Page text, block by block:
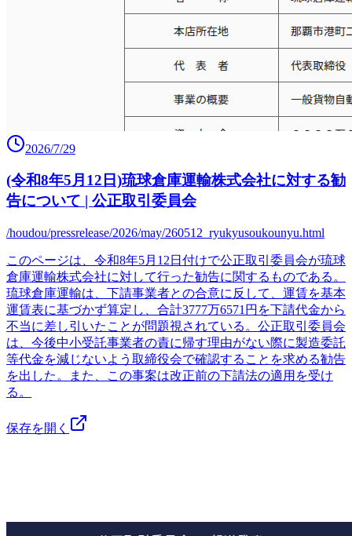
2026/7/29
(令和8年5月12日)琉球倉庫運輸株式会社に対する勧
告について | 公正取引委員会
/houdou/pressrelease/2026/may/260512_ryukyusoukounyu.html
このページは、令和8年5月12日付けで公正取引委員会が琉球
倉庫運輸株式会社に対して行った勧告に関するものである。
琉球倉庫運輸は、下請事業者との合意に反して、運賃を基本
運賃表に基づかず算定し、合計3777万6571円を下請代金から
不当に差し引いたことが問題視されている。公正取引委員会
は、今後中小受託事業者の責に帰す理由がない際に製造委託
等代金を減じないよう取締役会で確認することを求める勧告
を出した。また、この事案は改正前の下請法の適用を受け
る。
保存を開く